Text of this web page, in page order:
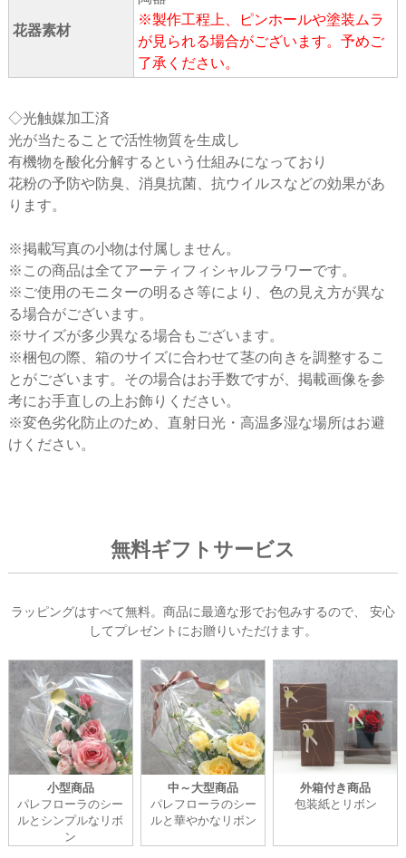
花器素材
※製作工程上、ピンホールや塗装ムラ
が見られる場合がございます。予めご
了承ください。
◇光触媒加工済
光が当たることで活性物質を生成し
有機物を酸化分解するという仕組みになっており
花粉の予防や防臭、消臭抗菌、抗ウイルスなどの効果があ
ります。
※掲載写真の小物は付属しません。
※この商品は全てアーティフィシャルフラワーです。
※ご使用のモニターの明るさ等により、色の見え方が異な
る場合がございます。
※サイズが多少異なる場合もございます。
※梱包の際、箱のサイズに合わせて茎の向きを調整するこ
とがございます。その場合はお手数ですが、掲載画像を参
考にお手直しの上お飾りください。
※変色劣化防止のため、直射日光・高温多湿な場所はお避
けください。
無料ギフトサービス
ラッピングはすべて無料。商品に最適な形でお包みするので、
安心
してプレゼントにお贈りいただけます。
小型商品
パレフローラのシー
ルとシンプルなリボ
ン
中～大型商品
パレフローラのシー
ルと華やかなリボン
外箱付き商品
包装紙とリボン